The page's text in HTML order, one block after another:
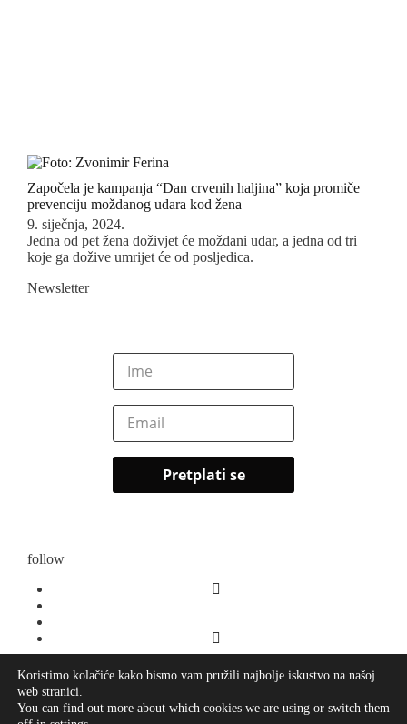
Započela je kampanja “Dan crvenih haljina” koja promiče
prevenciju moždanog udara kod žena
9. siječnja, 2024.
Jedna od pet žena doživjet će moždani udar, a jedna od tri
koje ga dožive umrijet će od posljedica.
Newsletter
follow
O meni
Koristimo kolačiće kako bismo vam pružili najbolje iskustvo na našoj
web stranici.
You can find out more about which cookies we are using or switch them